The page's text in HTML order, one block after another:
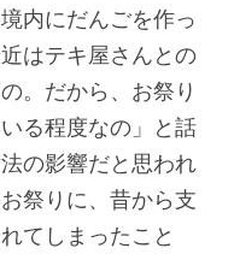
内にだんごを作っ
はテキ屋さんとの
。だから、お祭り
る程度なの」と話
の影響だと思われ
祭りに、昔から支
てしまったこと